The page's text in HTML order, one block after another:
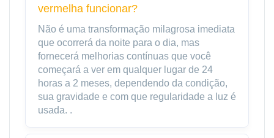
vermelha funcionar?
Não é uma transformação milagrosa imediata
que ocorrerá da noite para o dia, mas
fornecerá melhorias contínuas que você
começará a ver em qualquer lugar de 24
horas a 2 meses, dependendo da condição,
sua gravidade e com que regularidade a luz é
usada. .